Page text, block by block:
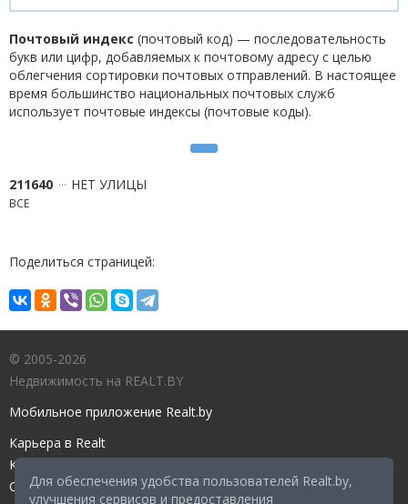
Для обеспечения удобства пользователей Realt.by,
улучшения сервисов и предоставления
Почтовый индекс (почтовый код) — последовательность
букв или цифр, добавляемых к почтовому адресу с целью
облегчения сортировки почтовых отправлений. В настоящее
время большинство национальных почтовых служб
использует почтовые индексы (почтовые коды).
211640 НЕТ УЛИЦЫ
ВСЕ
Поделиться страницей:
© 2005-2026
Недвижимость на REALT.BY
Мобильное приложение Realt.by
Карьера в Realt
Контакты редакции
Справочный центр